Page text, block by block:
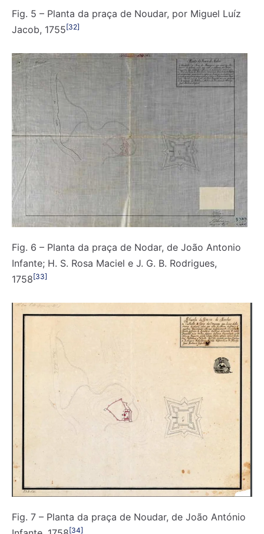
Fig. 5 – Planta da praça de Noudar, por Miguel Luíz
Jacob, 1755[32]
Fig. 6 – Planta da praça de Nodar, de João Antonio
Infante; H. S. Rosa Maciel e J. G. B. Rodrigues,
1758[33]
Fig. 7 – Planta da praça de Noudar, de João António
[34]